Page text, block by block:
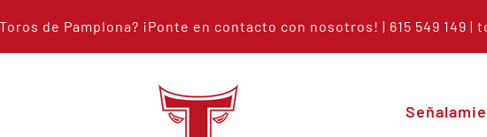
de Pamplona? ¡Ponte en contacto con nosotros! | 615 549 149 |